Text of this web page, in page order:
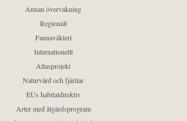
Annan övervakning
Regionalt
Faunaväkteri
Internationellt
Atlasprojekt
Naturvård och fjärilar
EUs habitatdirektiv
Arter med åtgärdsprogram